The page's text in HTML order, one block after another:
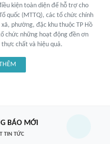
kiện toàn diện để hỗ trợ cho
quốc (MTTQ), các tổ chức chính
phường, đặc khu thuộc TP Hồ
chức những hoạt động đền ơn
chất và hiệu quả.
BÁO MỚI
TIN TỨC